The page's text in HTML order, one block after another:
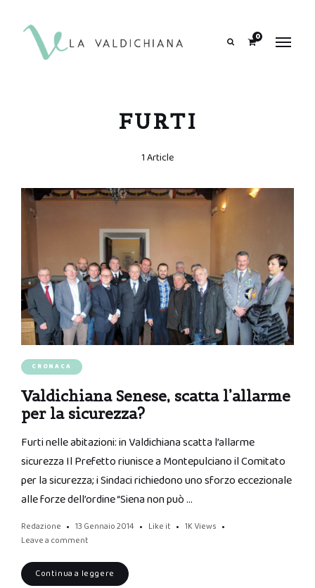
0
FURTI
1 Article
CRONACA
Valdichiana Senese, scatta l’allarme
per la sicurezza?
Furti nelle abitazioni: in Valdichiana scatta l’allarme
sicurezza Il Prefetto riunisce a Montepulciano il Comitato
per la sicurezza; i Sindaci richiedono uno sforzo eccezionale
alle forze dell’ordine “Siena non può …
Redazione 13 Gennaio 2014 Like it 1K Views
Leave a comment
Continua a leggere